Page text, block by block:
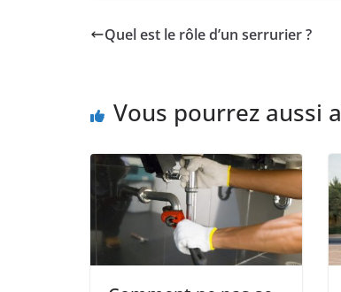
Quel est le rôle d’un serrurier ?
Vous pourrez aussi